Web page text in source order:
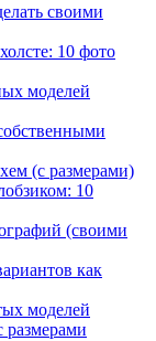
своими
10 фото
моделей
(с размерами)
10
(своими
как
моделей
размерами